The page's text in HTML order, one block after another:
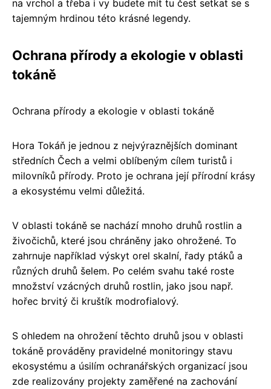
na vrchol a třeba i vy budete mít tu čest setkat se s
tajemným hrdinou této krásné legendy.
Ochrana přírody a ekologie v oblasti
tokáně
Ochrana přírody a ekologie v oblasti tokáně
Hora Tokáň je jednou z nejvýraznějších dominant
středních Čech a velmi oblíbeným cílem turistů i
milovníků přírody. Proto je ochrana její přírodní krásy
a ekosystému velmi důležitá.
V oblasti tokáně se nachází mnoho druhů rostlin a
živočichů, které jsou chráněny jako ohrožené. To
zahrnuje například výskyt orel skalní, řady ptáků a
různých druhů šelem. Po celém svahu také roste
množství vzácných druhů rostlin, jako jsou např.
hořec brvitý či kruštík modrofialový.
S ohledem na ohrožení těchto druhů jsou v oblasti
tokáně prováděny pravidelné monitoringy stavu
ekosystému a úsilím ochranářských organizací jsou
zde realizovány projekty zaměřené na zachování